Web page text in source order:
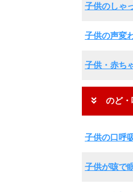
子供のしゃ
子供の声変
子供・赤ち
のど・
子供の口呼
子供が咳で